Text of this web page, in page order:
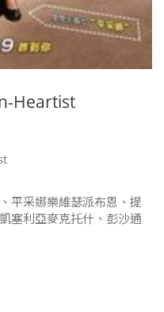
Heartist
平采娜樂維瑟派布恩、提
塞利亞麥克托什、彭沙通